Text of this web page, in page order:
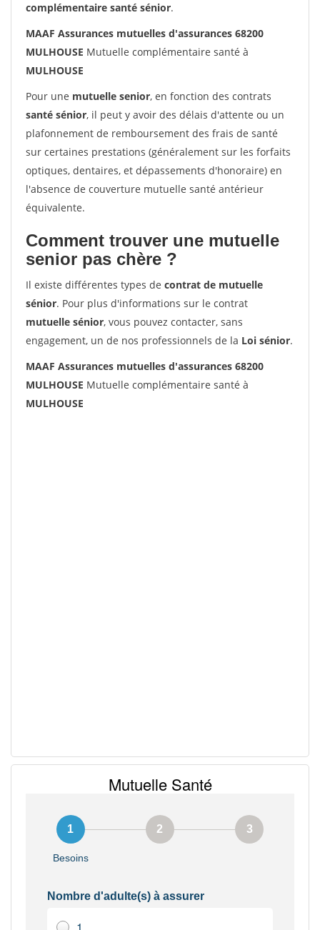
complémentaire santé sénior.
MAAF Assurances mutuelles d'assurances 68200
MULHOUSE Mutuelle complémentaire santé à
MULHOUSE
Pour une mutuelle senior, en fonction des contrats
santé sénior, il peut y avoir des délais d'attente ou un
plafonnement de remboursement des frais de santé
sur certaines prestations (généralement sur les forfaits
optiques, dentaires, et dépassements d'honoraire) en
l'absence de couverture mutuelle santé antérieur
équivalente.
Comment trouver une mutuelle
senior pas chère ?
Il existe différentes types de contrat de mutuelle
sénior. Pour plus d'informations sur le contrat
mutuelle sénior, vous pouvez contacter, sans
engagement, un de nos professionnels de la Loi sénior.
MAAF Assurances mutuelles d'assurances 68200
MULHOUSE Mutuelle complémentaire santé à
MULHOUSE